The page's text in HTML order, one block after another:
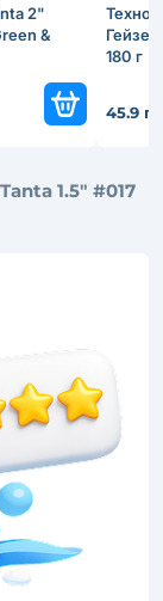
2"
&
180 г
45.9
1.5" #017